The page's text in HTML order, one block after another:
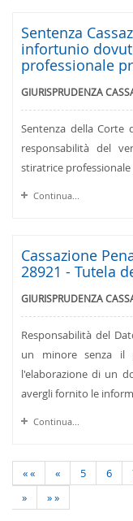
Sentenza
infortunio
professionale
GIURISPRUDENZA
Sentenza della Corte
responsabilità del
stiratrice professionale
Continua...
Cassazione
28921 - Tutela
GIURISPRUDENZA
Responsabilità del
un minore senza il
l'elaborazione di un
avergli fornito le
Continua...
« « « 5 6
»
» »